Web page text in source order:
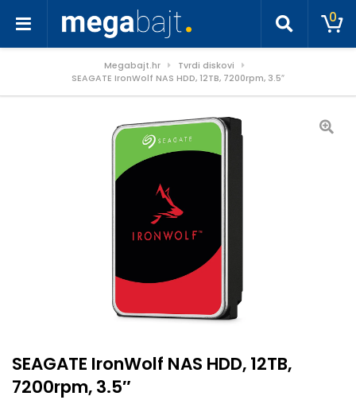
0
Megabajt.hr
Tvrdi diskovi
SEAGATE IronWolf NAS HDD, 12TB, 7200rpm, 3.5″
SEAGATE IronWolf NAS HDD, 12TB,
7200rpm, 3.5″